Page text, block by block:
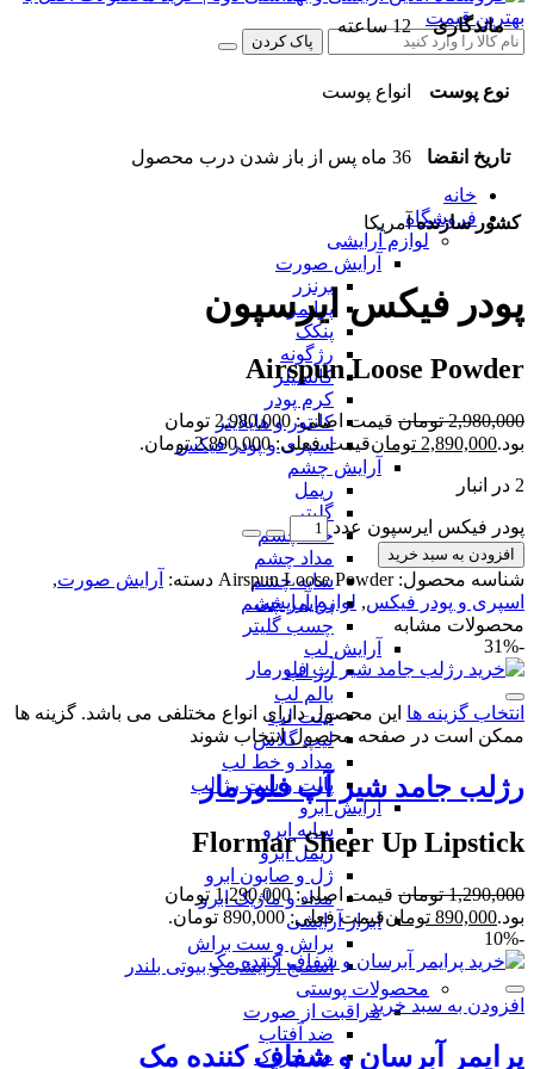
پاک کردن
خانه
فروشگاه
لوازم آرایشی
آرایش صورت
برنزر
پرایمر
پنکک
رژگونه
کانسیلر
کرم پودر
کانتور و هایلایتر
اسپری و پودر فیکس
آرایش چشم
ریمل
گلیتر
خط چشم
مداد چشم
سایه چشم
پرایمر چشم
چسب گلیتر
آرایش لب
رژ لب
بالم لب
تینت لب
لیپ گلاس
مداد و خط لب
پالت و ست رژ لب
آرایش ابرو
سایه ابرو
ریمل ابرو
ژل و صابون ابرو
مداد و ماژیک ابرو
ابزار آرایشی
براش و ست براش
اسفنج آرایشی و بیوتی بلندر
محصولات پوستی
مراقبت از صورت
ضد آفتاب
ضد چروک
ماندگاری 12 ساعته
نوع پوست انواع پوست
تاریخ انقضا 36 ماه پس از باز شدن درب محصول
کشور سازنده آمریکا
پودر فیکس ایرسپون
Airspun Loose Powder
2,980,000 تومان
قیمت اصلی: 2,980,000 تومان
بود.2,890,000 تومانقیمت فعلی: 2,890,000 تومان.
2 در انبار
پودر فیکس ایرسپون عدد
افزودن به سبد خرید
شناسه محصول:Airspun Loose Powder دسته: آرایش صورت,
اسپری و پودر فیکس, لوازم آرایشی
محصولات مشابه
-31%
انتخاب گزینه ها این محصول دارای انواع مختلفی می باشد. گزینه ها
ممکن است در صفحه محصول انتخاب شوند
رژلب جامد شیر آپ فلورمار
Flormar Sheer Up Lipstick
1,290,000 تومان
قیمت اصلی: 1,290,000 تومان
بود.890,000 تومانقیمت فعلی: 890,000 تومان.
-10%
افزودن به سبد خرید
پرایمر آبرسان و شفاف کننده مک